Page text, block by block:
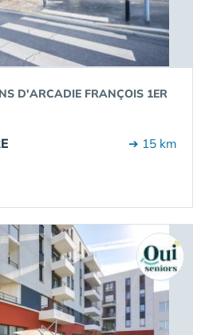
D'ARCADIE FRANÇOIS 1ER
➔ 15 km